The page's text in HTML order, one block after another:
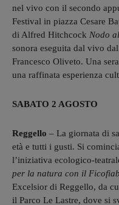
nel vivo con il secondo
Festival in piazza Cesare
di Alfred Hitchcock Nodo
sonora eseguita dal vivo
Francesco Oliveto. Una
una raffinata esperienza
SABATO 2 AGOSTO
Reggello – La giornata di
età e tutti i gusti. Si
l’iniziativa ecologico-
per la natura con il
Excelsior di Reggello, da
il Parco Le Lastre, dove si